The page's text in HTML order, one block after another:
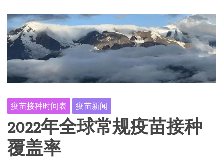
特
别
版
疫苗接种时间表 疫苗新闻
2022年全球常规疫苗接种
覆盖率